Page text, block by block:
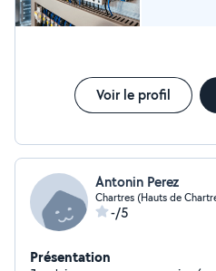
Voir le profil
Antonin Perez
Chartres (Hauts de
-/5
Présentation